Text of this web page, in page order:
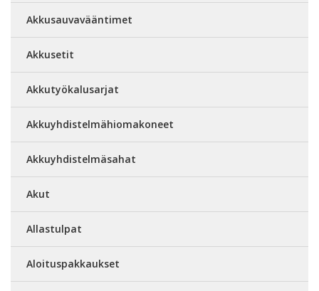
Akkusauvavääntimet
Akkusetit
Akkutyökalusarjat
Akkuyhdistelmähiomakoneet
Akkuyhdistelmäsahat
Akut
Allastulpat
Aloituspakkaukset